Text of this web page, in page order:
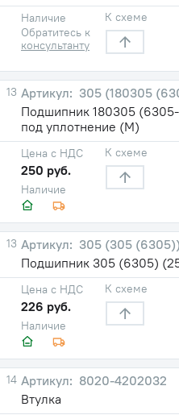
Наличие
Обратитесь к
консультанту
К схеме
13
305 (180305
Подшипник 180305 (6305-
под уплотнение (М)
Наличие
Цена с НДС
250 руб.
К схеме
13
305 (305 (6305))
Подшипник 305 (6305)
Наличие
Цена с НДС
226 руб.
К схеме
14
8020-4202032
Втулка